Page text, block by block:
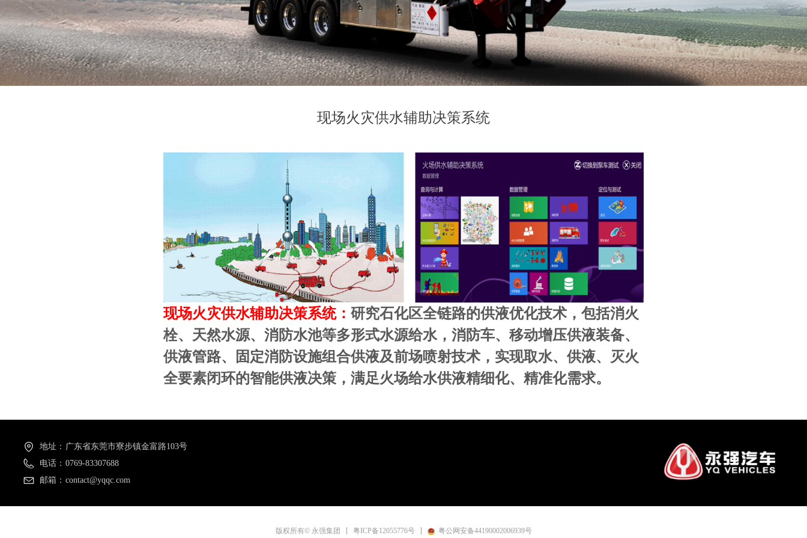
现场火灾供水辅助决策系统
现场火灾供水辅助决策系统： 研究石化区全链路的供液优化技术，包括消火
栓、天然水源、消防水池等多形式水源给水，消防车、移动增压供液装备、
供液管路、固定消防设施组合供液及前场喷射技术，实现取水、供液、灭火
全要素闭环的智能供液决策，满足火场给水供液精细化、精准化需求。
地址： 广东省东莞市寮步镇金富路103号
电话： 0769-83307688
邮箱： contact@yqqc.com
版权所有© 永强集团 粤ICP备12055776号 粤公网安备44190002006939号